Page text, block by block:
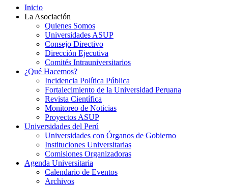
Inicio
La Asociación
Quienes Somos
Universidades ASUP
Consejo Directivo
Dirección Ejecutiva
Comités Intrauniversitarios
¿Qué Hacemos?
Incidencia Política Pública
Fortalecimiento de la Universidad Peruana
Revista Científica
Monitoreo de Noticias
Proyectos ASUP
Universidades del Perú
Universidades con Órganos de Gobierno
Instituciones Universitarias
Comisiones Organizadoras
Agenda Universitaria
Calendario de Eventos
Archivos